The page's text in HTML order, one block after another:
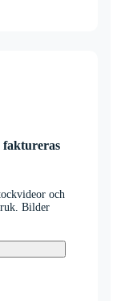
faktureras
och
Bilder